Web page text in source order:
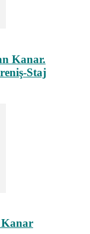
Kanar.
Staj
Kanar